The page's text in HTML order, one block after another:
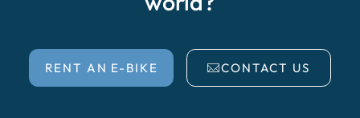
RENT AN E-BIKE CONTACT US